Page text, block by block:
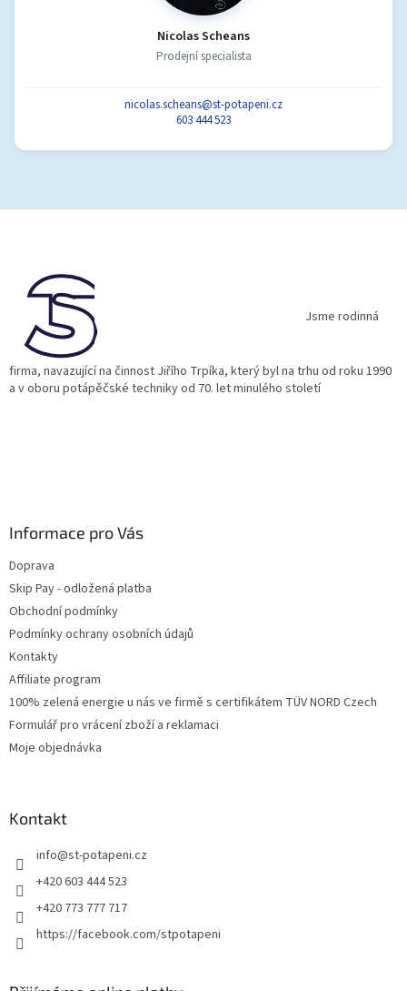
Nicolas Scheans
Prodejní specialista
nicolas.scheans@st-potapeni.cz
603 444 523
Jsme rodinná
firma, navazující na činnost Jiřího Trpíka, který byl na trhu od roku 1990
a v oboru potápěčské techniky od 70. let minulého století
Informace pro Vás
Doprava
Skip Pay - odložená platba
Obchodní podmínky
Podmínky ochrany osobních údajů
Kontakty
Affiliate program
100% zelená energie u nás ve firmě s certifikátem TÜV NORD Czech
Formulář pro vrácení zboží a reklamaci
Moje objednávka
Kontakt
info@st-potapeni.cz
+420 603 444 523
+420 773 777 717
https://facebook.com/stpotapeni